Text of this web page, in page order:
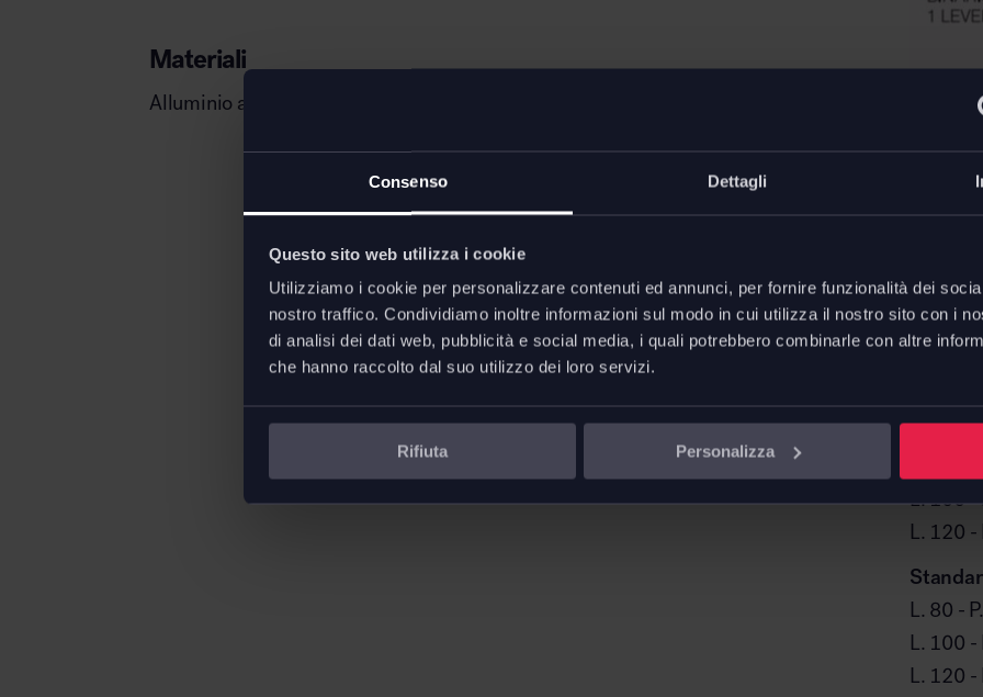
Consenso Dettagli
Questo sito web utilizza i cookie
Utilizziamo i cookie per personalizzare contenuti ed annunci, per fornire funzionalità dei
nostro traffico. Condividiamo inoltre informazioni sul modo in cui utilizza il nostro sito con i
di analisi dei dati web, pubblicità e social media, i quali potrebbero combinarle con altre
che hanno raccolto dal suo utilizzo dei loro servizi.
Rifiuta Personalizza
Materiali
Alluminio anodizzato
L. 100 -
L. 120 -
L. 80 -
L. 100 -
L. 120 -